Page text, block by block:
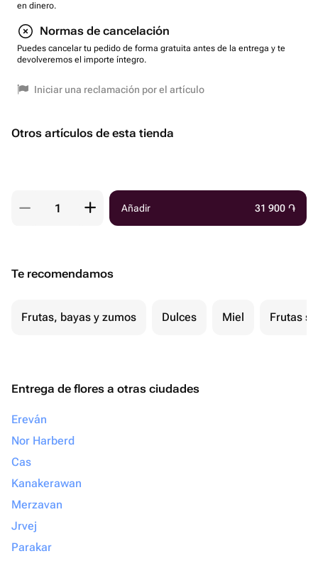
en dinero.
Normas de cancelación
Puedes cancelar tu pedido de forma gratuita antes de la entrega y te
devolveremos el importe íntegro.
Iniciar una reclamación por el artículo
Otros artículos de esta tienda
Añadir 31 900 ֏
Te recomendamos
Frutas, bayas y zumos Dulces Miel Frutas
Entrega de flores a otras ciudades
Ereván
Nor Harberd
Cas
Kanakerawan
Merzavan
Jrvej
Parakar